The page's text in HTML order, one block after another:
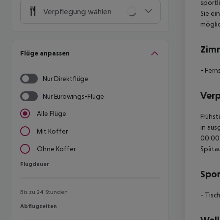
Verpflegung wählen
Flüge anpassen
Nur Direktflüge
Nur Eurowings-Flüge
Alle Flüge
Mit Koffer
Ohne Koffer
Flugdauer
Flugdauer
Bis zu 24 Stunden
Abflugzeiten
Abflugzeiten
Sie
-
in
00:00
-